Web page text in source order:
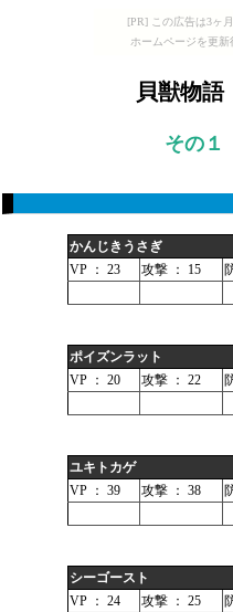
[PR] この広告は3ヶ
ホームページを更
貝獣物
その１
かんじきうさぎ
VP ： 23
攻撃 ： 15
ポイズンラット
VP ： 20
攻撃 ： 22
ユキトカゲ
VP ： 39
攻撃 ： 38
シーゴースト
VP ： 24
攻撃 ： 25